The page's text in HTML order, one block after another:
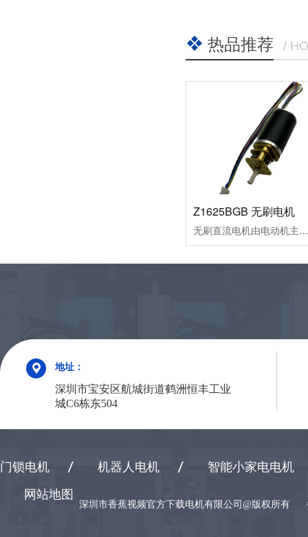
热品推荐 /
Z1625BGB 无刷电机
无刷直流电机由电动机主体和驱动器组成，是一种典型的机电一体化产品。由于无刷直流电动机是以自控式运行的，所以不会像变频调速下重载启动的同步电机那样在转子上另加启动绕组，也不会在负载突变时产生振荡和失步。无刷直流电动机是采用半导体开关器件来实现电子换向的，即用电子开关器件代替传统的接触式换向器和电刷。它具有可靠性高、无换向火花、机械噪声低等优点，广泛应用于高档录音座、录像机、电子仪器及自动化办公设备中。
地址：
深圳市宝安区航城街道鹤洲恒丰工业
城C6栋东504
门锁电机 机器人电机
智能小家电电机
网站地图
深圳市香蕉视频官方下载电机有限公司@版权所有